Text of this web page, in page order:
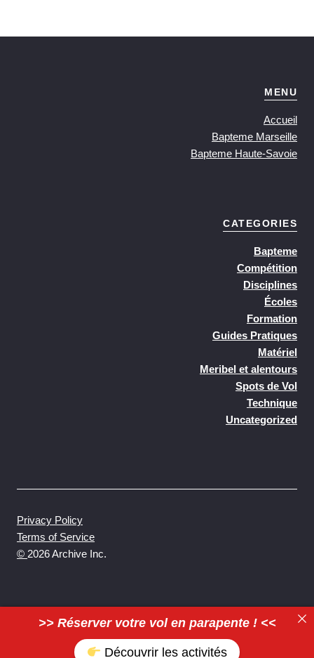
MENU
Accueil
Bapteme Marseille
Bapteme Haute-Savoie
CATEGORIES
Bapteme
Compétition
Disciplines
Écoles
Formation
Guides Pratiques
Matériel
Meribel et alentours
Spots de Vol
Technique
Uncategorized
© 2026 Archive Inc.
Privacy Policy
Terms of Service
>> Réserver votre vol en parapente ! <<
Découvrir les activités